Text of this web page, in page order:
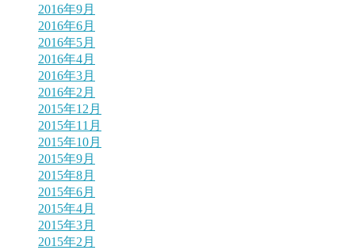
2016年9月
2016年6月
2016年5月
2016年4月
2016年3月
2016年2月
2015年12月
2015年11月
2015年10月
2015年9月
2015年8月
2015年6月
2015年4月
2015年3月
2015年2月